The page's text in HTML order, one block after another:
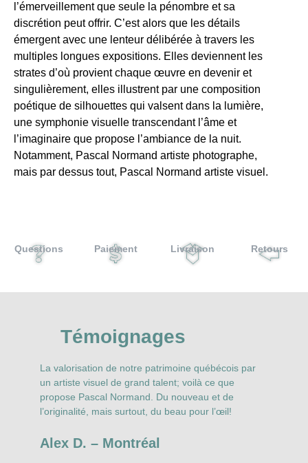
l’émerveillement que seule la pénombre et sa
discrétion peut offrir. C’est alors que les détails
émergent avec une lenteur délibérée à travers les
multiples longues expositions. Elles deviennent les
strates d’où provient chaque œuvre en devenir et
singulièrement, elles illustrent par une composition
poétique de silhouettes qui valsent dans la lumière,
une symphonie visuelle transcendant l’âme et
l’imaginaire que propose l’ambiance de la nuit.
Notamment, Pascal Normand artiste photographe,
mais par dessus tout, Pascal Normand artiste visuel.
Questions Paiement Livraison Retours
Témoignages
La valorisation de notre patrimoine québécois par
un artiste visuel de grand talent; voilà ce que
propose Pascal Normand. Du nouveau et de
l’originalité, mais surtout, du beau pour l’œil!
Alex D. – Montréal